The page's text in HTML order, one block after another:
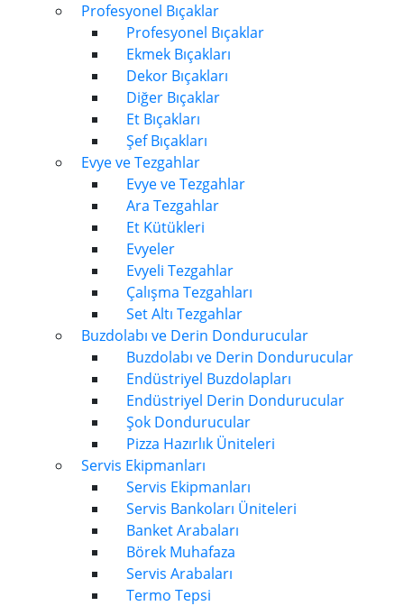
Profesyonel Bıçaklar
Profesyonel Bıçaklar
Ekmek Bıçakları
Dekor Bıçakları
Diğer Bıçaklar
Et Bıçakları
Şef Bıçakları
Evye ve Tezgahlar
Evye ve Tezgahlar
Ara Tezgahlar
Et Kütükleri
Evyeler
Evyeli Tezgahlar
Çalışma Tezgahları
Set Altı Tezgahlar
Buzdolabı ve Derin Dondurucular
Buzdolabı ve Derin Dondurucular
Endüstriyel Buzdolapları
Endüstriyel Derin Dondurucular
Şok Dondurucular
Pizza Hazırlık Üniteleri
Servis Ekipmanları
Servis Ekipmanları
Servis Bankoları Üniteleri
Banket Arabaları
Börek Muhafaza
Servis Arabaları
Termo Tepsi